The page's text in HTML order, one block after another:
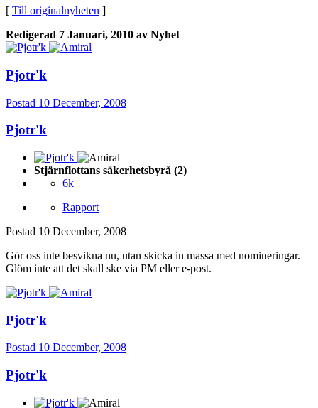
[ Till originalnyheten ]
Redigerad 7 Januari, 2010 av Nyhet
Pjotr'k
Postad 10 December, 2008
Pjotr'k
Stjärnflottans säkerhetsbyrå (2)
6k
Rapport
Postad 10 December, 2008
Gör oss inte besvikna nu, utan skicka in massa med nomineringar.
Glöm inte att det skall ske via PM eller e-post.
Pjotr'k
Postad 10 December, 2008
Pjotr'k